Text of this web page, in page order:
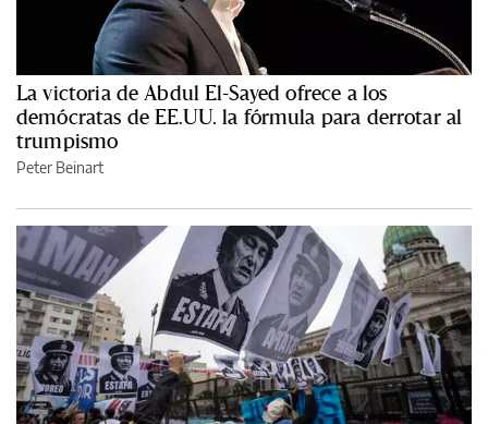
La victoria de Abdul El-Sayed ofrece a los
demócratas de EE.UU. la fórmula para derrotar al
trumpismo
Peter Beinart